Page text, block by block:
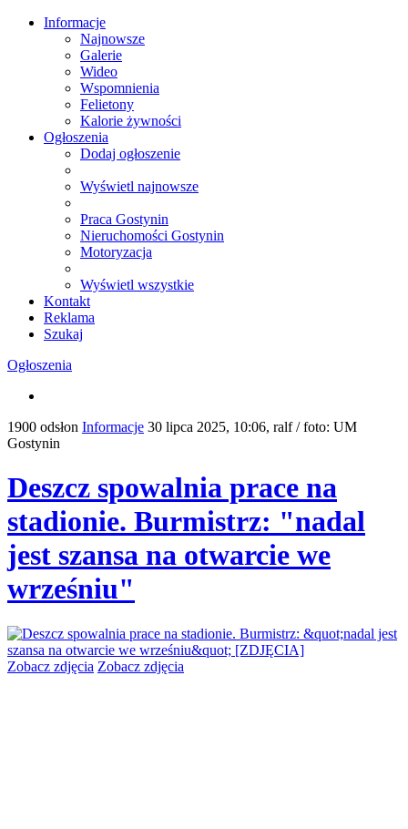
Informacje
Najnowsze
Galerie
Wideo
Wspomnienia
Felietony
Kalorie żywności
Ogłoszenia
Dodaj ogłoszenie
Wyświetl najnowsze
Praca Gostynin
Nieruchomości Gostynin
Motoryzacja
Wyświetl wszystkie
Kontakt
Reklama
Szukaj
Ogłoszenia
1900 odsłon Informacje 30 lipca 2025, 10:06, ralf / foto: UM
Gostynin
Deszcz spowalnia prace na
stadionie. Burmistrz: "nadal
jest szansa na otwarcie we
wrześniu"
Zobacz zdjęcia Zobacz zdjęcia